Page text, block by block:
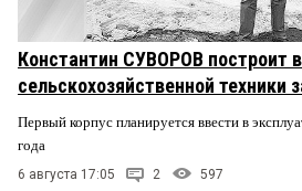
Константин СУВОРОВ построит
сельскохозяйственной техники
Первый корпус планируется ввести в
года
6 августа 17:05 2 597